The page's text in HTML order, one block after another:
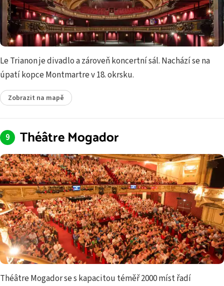
Le Trianon je divadlo a zároveň koncertní sál. Nachází se na
úpatí kopce Montmartre v 18. okrsku.
Zobrazit na mapě
Théâtre Mogador
Théâtre Mogador se s kapacitou téměř 2000 míst řadí